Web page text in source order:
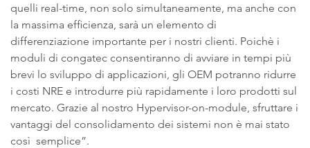
quelli real-time, non solo simultaneamente, ma anche con
la massima efficienza, sarà un elemento di
differenziazione importante per i nostri clienti. Poichè i
moduli di congatec consentiranno di avviare in tempi più
brevi lo sviluppo di applicazioni, gli OEM potranno ridurre
i costi NRE e introdurre più rapidamente i loro prodotti sul
mercato. Grazie al nostro Hypervisor-on-module, sfruttare i
vantaggi del consolidamento dei sistemi non è mai stato
così semplice”.